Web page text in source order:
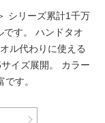
シリーズ累計1千万
す。
ハンドタオ
ル代わりに使える
イズ展開。
カラー
す。